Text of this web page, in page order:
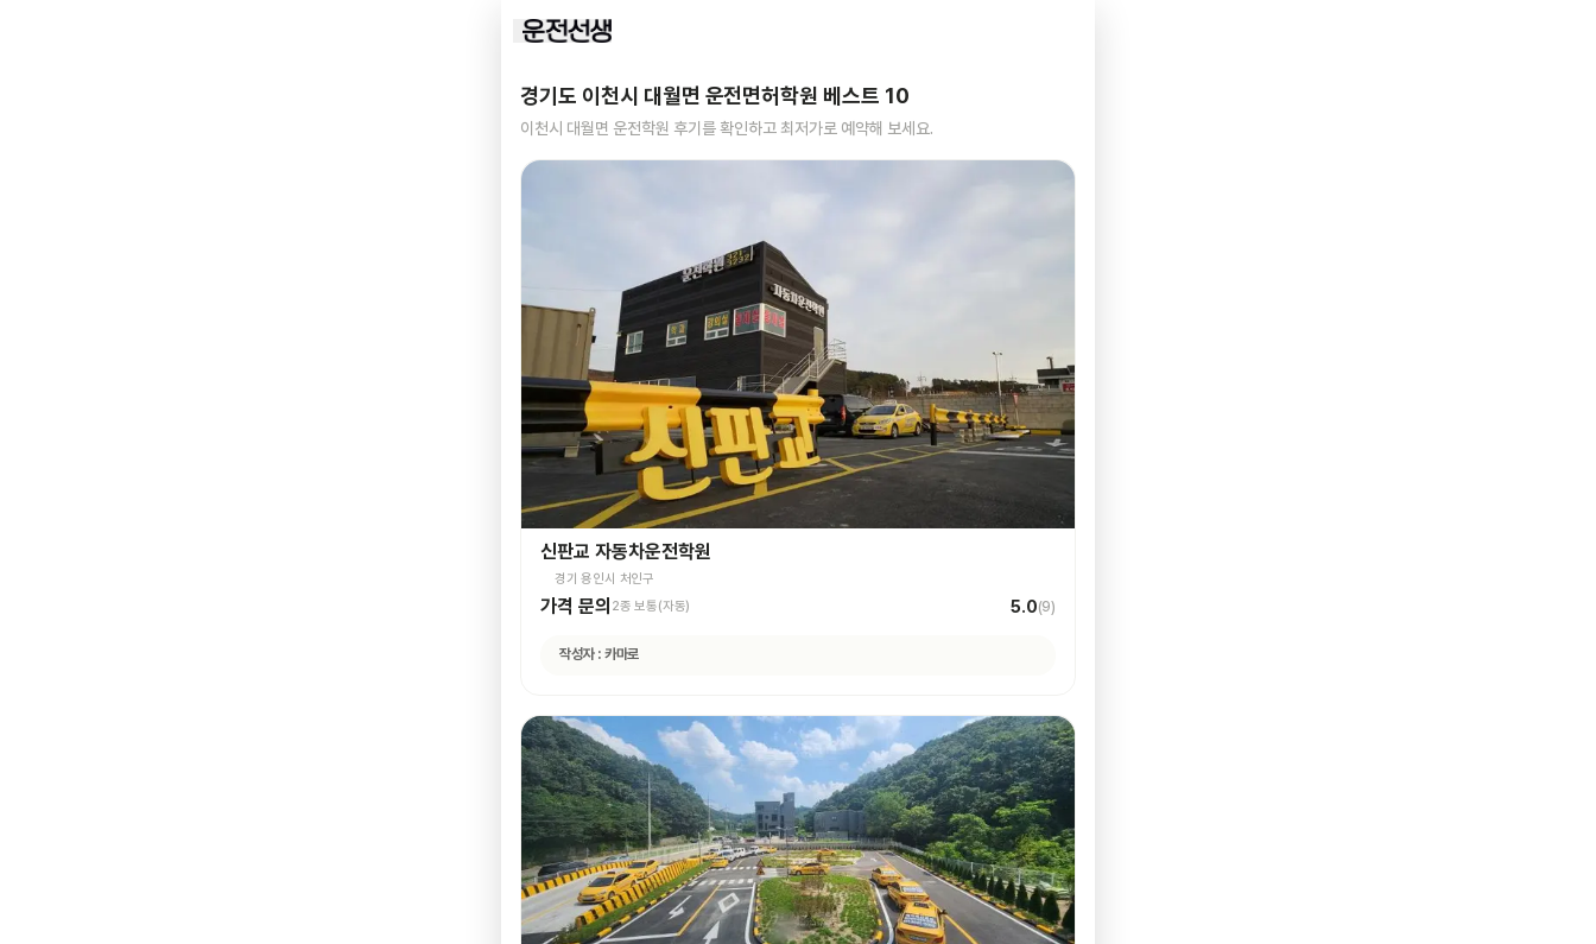
경기도 이천시 대월면 운전면허학원 베스트 10
이천시 대월면 운전학원 후기를 확인하고 최저가로 예약해 보세요.
신판교 자동차운전학원
경기 용인시 처인구
가격 문의 2종 보통(자동) 5.0(9)
작성자 : 카마로